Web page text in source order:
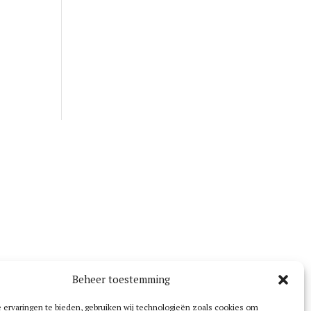
Beheer toestemming
ervaringen te bieden, gebruiken wij technologieën zoals cookies om